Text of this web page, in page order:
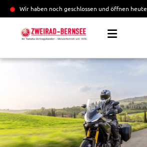
Wir haben noch geschlossen und öffnen heute